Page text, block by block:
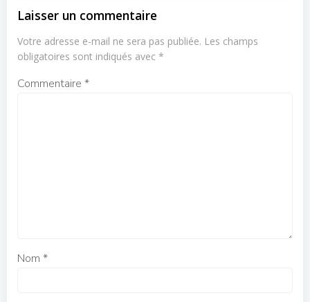
Laisser un commentaire
Votre adresse e-mail ne sera pas publiée. Les champs
obligatoires sont indiqués avec *
Commentaire *
Nom *